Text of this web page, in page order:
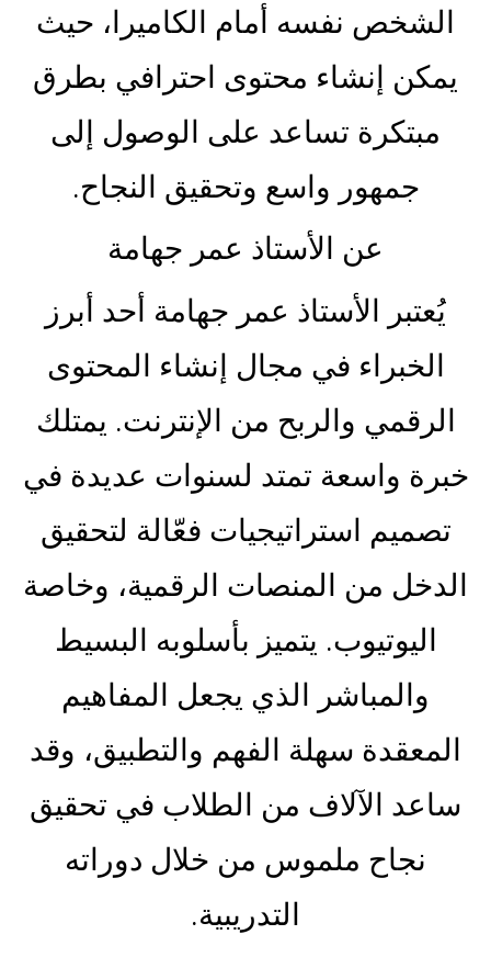
الشخص نفسه أمام الكاميرا، حيث
يمكن إنشاء محتوى احترافي بطرق
مبتكرة تساعد على الوصول إلى
جمهور واسع وتحقيق النجاح.
عن الأستاذ عمر جهامة
يُعتبر الأستاذ عمر جهامة أحد أبرز
الخبراء في مجال إنشاء المحتوى
الرقمي والربح من الإنترنت. يمتلك
خبرة واسعة تمتد لسنوات عديدة في
تصميم استراتيجيات فعّالة لتحقيق
الدخل من المنصات الرقمية، وخاصة
اليوتيوب. يتميز بأسلوبه البسيط
والمباشر الذي يجعل المفاهيم
المعقدة سهلة الفهم والتطبيق، وقد
ساعد الآلاف من الطلاب في تحقيق
نجاح ملموس من خلال دوراته
التدريبية.